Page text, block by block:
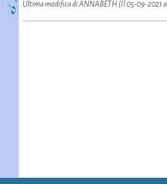
Ultima modifica di ANNABETH (Il 05-09-2021